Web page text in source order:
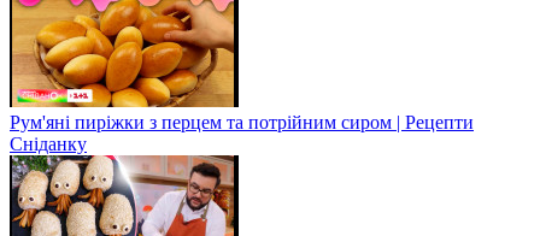
Рум'яні пиріжки з перцем та потрійним сиром | Рецепти
Сніданку